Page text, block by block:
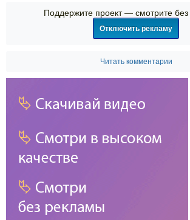
Поддержите проект — смотрите
Отключить рекламу
Читать комментарии